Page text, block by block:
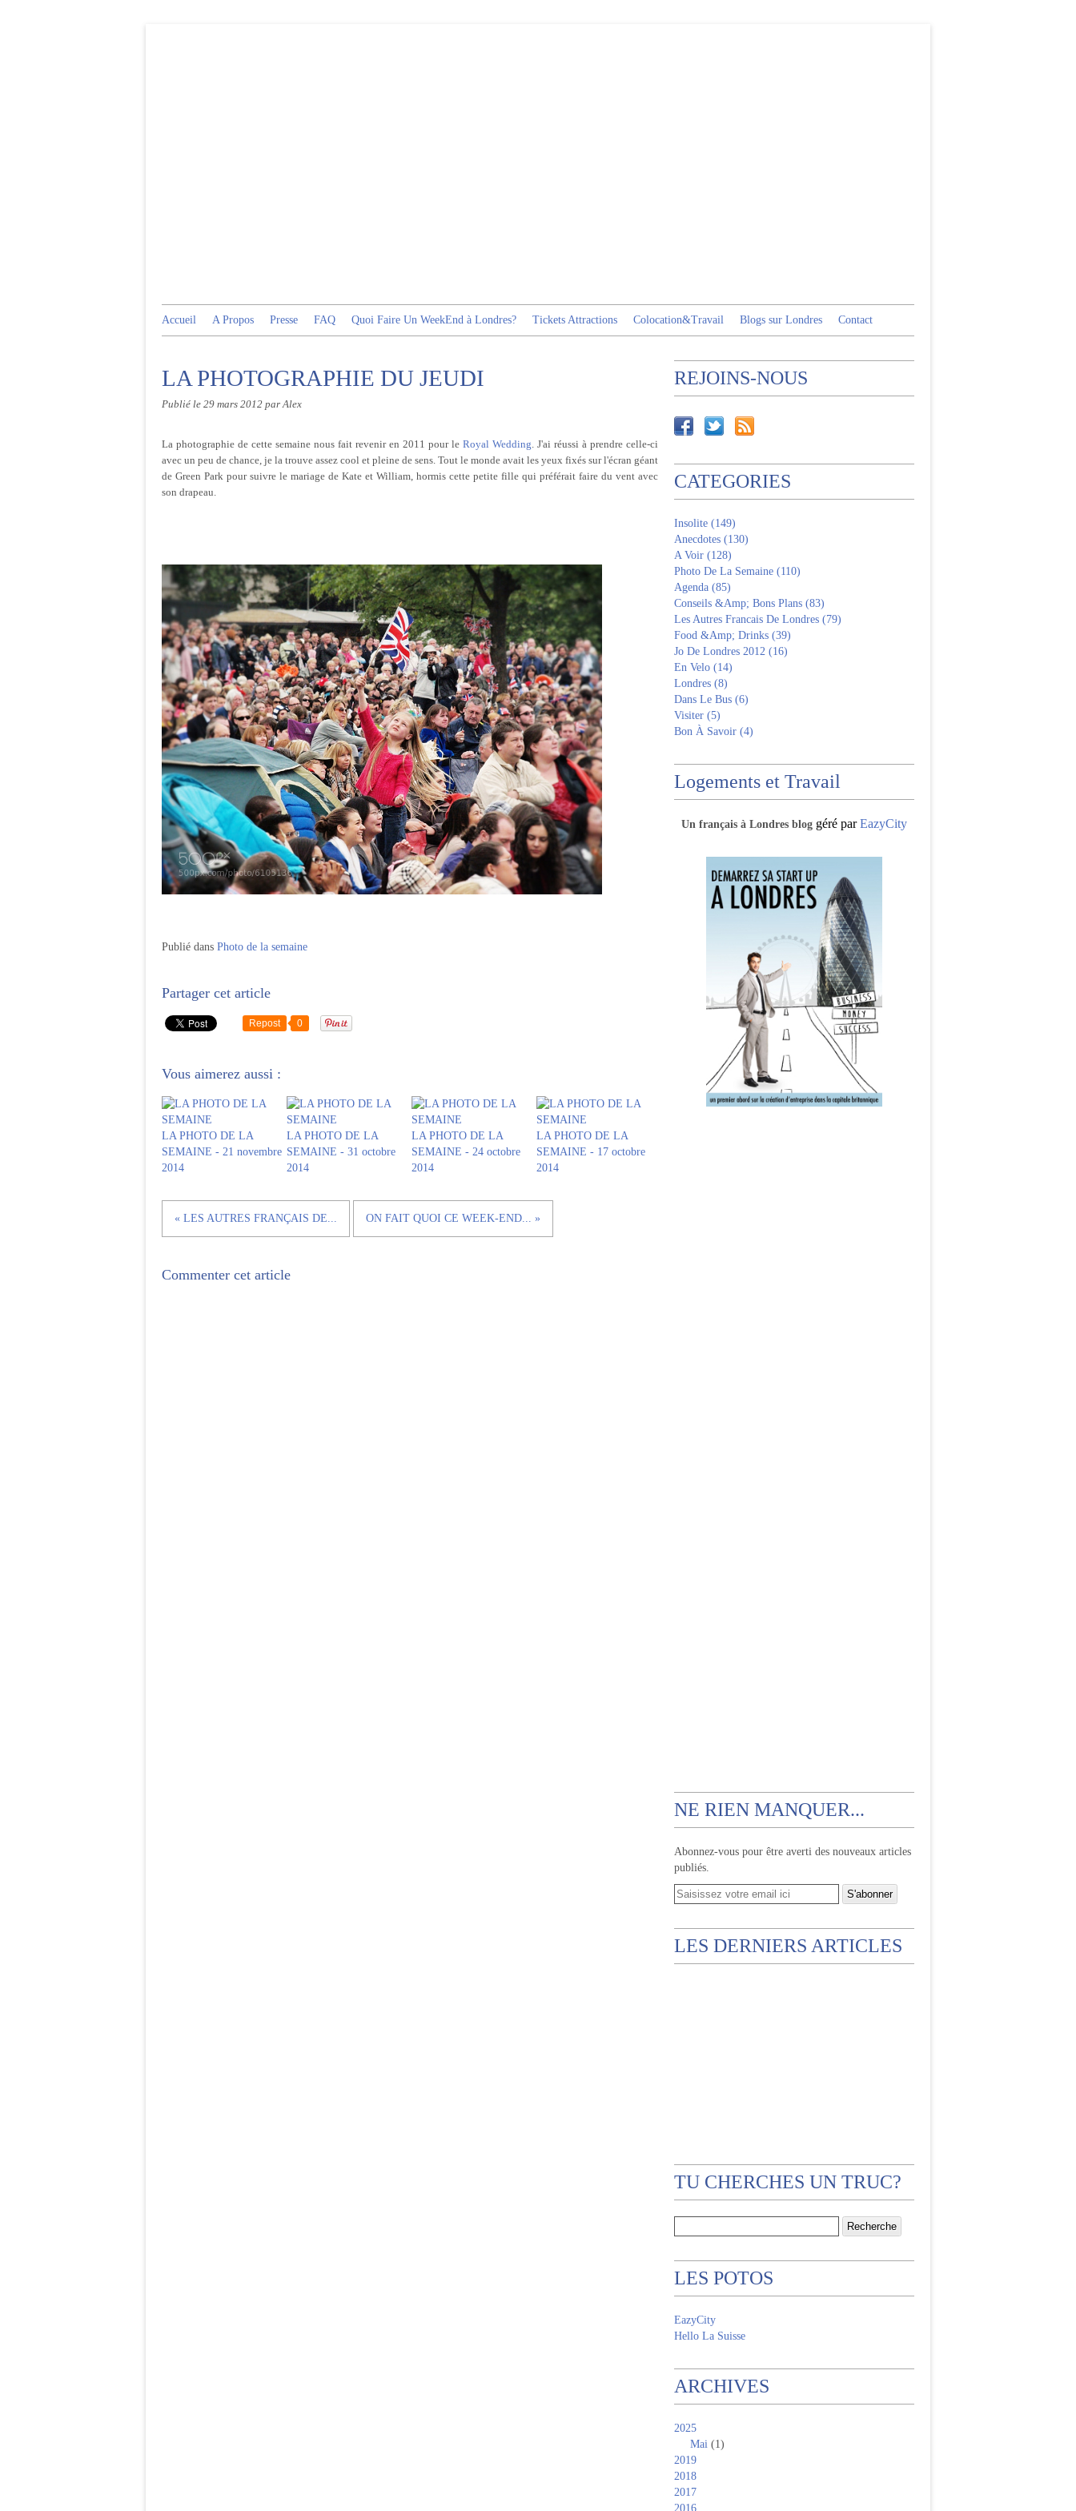
Accueil A Propos Presse FAQ Quoi Faire Un WeekEnd à Londres? Tickets Attractions Colocation&Travail Blogs sur Londres Contact
LA PHOTOGRAPHIE DU JEUDI
Publié le 29 mars 2012 par Alex
La photographie de cette semaine nous fait revenir en 2011 pour le Royal Wedding. J'ai réussi à prendre celle-ci
avec un peu de chance, je la trouve assez cool et pleine de sens. Tout le monde avait les yeux fixés sur l'écran géant
de Green Park pour suivre le mariage de Kate et William, hormis cette petite fille qui préférait faire du vent avec
son drapeau.
Publié dans Photo de la semaine
Partager cet article
Repost 0
Vous aimerez aussi :
LA PHOTO DE LA
SEMAINE - 21 novembre
2014
LA PHOTO DE LA
SEMAINE - 31 octobre
2014
LA PHOTO DE LA
SEMAINE - 24 octobre
2014
LA PHOTO DE LA
SEMAINE - 17 octobre
2014
« LES AUTRES FRANÇAIS DE... ON FAIT QUOI CE WEEK-END... »
Commenter cet article
REJOINS-NOUS
CATEGORIES
Insolite (149)
Anecdotes (130)
A Voir (128)
Photo De La Semaine (110)
Agenda (85)
Conseils &Amp; Bons Plans (83)
Les Autres Francais De Londres (79)
Food &Amp; Drinks (39)
Jo De Londres 2012 (16)
En Velo (14)
Londres (8)
Dans Le Bus (6)
Visiter (5)
Bon À Savoir (4)
Logements et Travail
Un français à Londres blog géré parEazyCity
NE RIEN MANQUER...
Abonnez-vous pour être averti des nouveaux articles
publiés.
LES DERNIERS ARTICLES
TU CHERCHES UN TRUC?
LES POTOS
EazyCity
Hello La Suisse
ARCHIVES
2025
Mai (1)
2019
2018
2017
2016